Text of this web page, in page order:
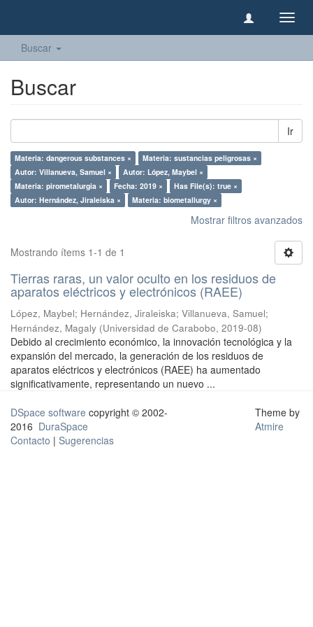
Buscar
Buscar
Ir
Materia: dangerous substances ×
Materia: sustancias peligrosas ×
Autor: Villanueva, Samuel ×
Autor: López, Maybel ×
Materia: pirometalurgia ×
Fecha: 2019 ×
Has File(s): true ×
Autor: Hernández, Jiraleiska ×
Materia: biometallurgy ×
Mostrar filtros avanzados
Mostrando ítems 1-1 de 1
Tierras raras, un valor oculto en los residuos de
aparatos eléctricos y electrónicos (RAEE)
López, Maybel; Hernández, Jiraleiska; Villanueva, Samuel;
Hernández, Magaly (Universidad de Carabobo, 2019-08)
Debido al crecimiento económico, la innovación tecnológica y la
expansión del mercado, la generación de los residuos de
aparatos eléctricos y electrónicos (RAEE) ha aumentado
significativamente, representando un nuevo ...
DSpace software copyright © 2002-
2016 DuraSpace
Contacto | Sugerencias
Theme by
Atmire